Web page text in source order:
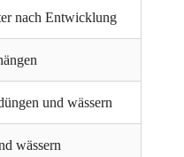
nach Entwicklung
und wässern
wässern